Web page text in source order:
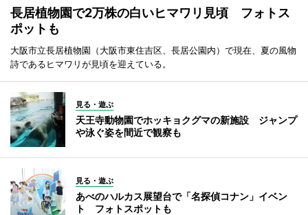
長居植物園で2万株の白いヒマワリ見頃 フォトス
ポットも
大阪市立長居植物園（大阪市東住吉区、長居公園内）で現在、夏の風物
詩であるヒマワリが見頃を迎えている。
見る・遊ぶ
天王寺動物園でホッキョクグマの新施設 ジャンプ
や泳ぐ姿を間近で観察も
見る・遊ぶ
あべのハルカス展望台で「名探偵コナン」イベン
ト フォトスポットも